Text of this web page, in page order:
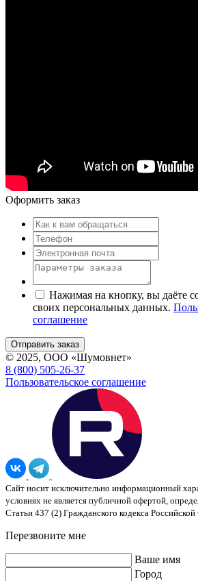
Оформить заказ
Нажимая на кнопку, вы даёте
своих персональных данных.
соглашение
© 2025, ООО «Шумовнет»
8 (800) 505-26-37
Пользовательское соглашение
Сайт носит исключительно информационный
условиях не является публичной офертой,
Статьи 437 (2) Гражданского кодекса
Перезвоните мне
Ваше имя
Город